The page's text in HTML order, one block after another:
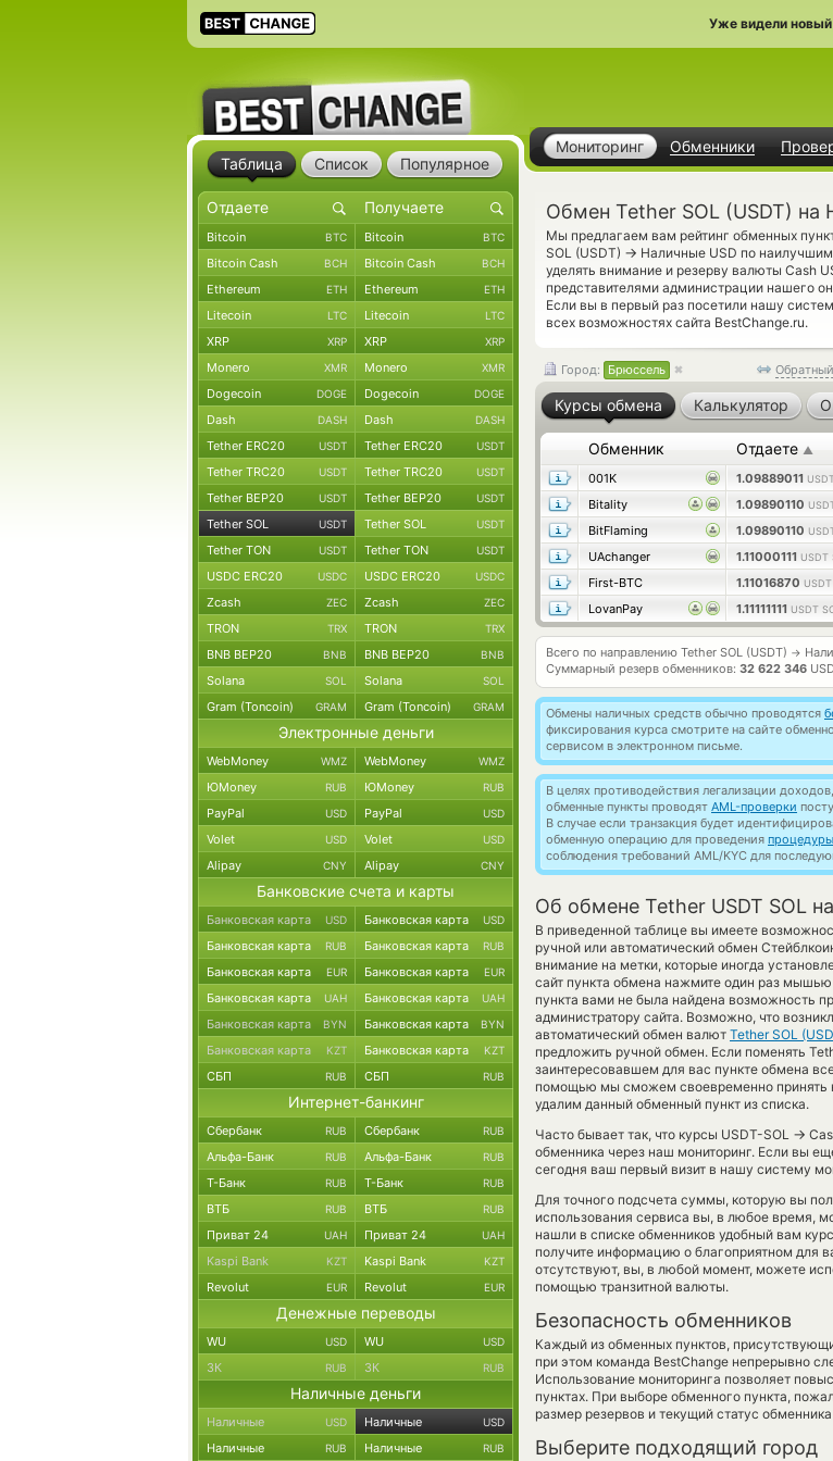
Уже видели
Мониторинг Обменники
Обмен Tether SOL (USDT)
Мы предлагаем вам рейтинг обменных
SOL (USDT) → Наличные USD по наилучшим
уделять внимание и резерву валюты Cash
представителями администрации нашего
Если вы в первый раз посетили нашу
всех возможностях сайта BestChange.ru.
Город: Брюссель
Курсы обмена Калькулятор
Обменник Отдаете ▲
001K 1.09889011
Bitality
1.09890110
BitFlaming
1.09890110
UAchanger
1.11000111 USDT
First-BTC
1.11016870 USDT
LovanPay
1.11111111 USDT
Всего по направлению Tether SOL (USDT) →
Суммарный резерв обменников: 32 622 346
Обмены наличных средств обычно проводятся
фиксирования курса смотрите на сайте
сервисом в электронном письме.
В целях противодействия легализации
обменные пункты проводят AML-проверки
В случае если транзакция будет
обменную операцию для проведения
соблюдения требований AML/KYC для
Об обмене Tether USDT SOL
В приведенной таблице вы имеете
ручной или автоматический обмен
внимание на метки, которые иногда
сайт пункта обмена нажмите один раз
пункта вами не была найдена возможность
администратору сайта. Возможно, что
автоматический обмен валют Tether SOL
предложить ручной обмен. Если поменять
заинтересовавшем для вас пункте обмена
помощью мы сможем своевременно принять
удалим данный обменный пункт из списка.
Часто бывает так, что курсы USDT-SOL →
обменника через наш мониторинг. Если вы
сегодня ваш первый визит в нашу систему
Для точного подсчета суммы, которую вы
использования сервиса вы, в любое время,
нашли в списке обменников удобный вам
получите информацию о благоприятном для
отсутствуют, вы, в любой момент, можете
помощью транзитной валюты.
Безопасность обменников
Каждый из обменных пунктов,
при этом команда BestChange непрерывно
Использование мониторинга позволяет
пунктах. При выборе обменного пункта,
размер резервов и текущий статус
Выберите подходящий город
Таблица Список Популярное
Bitcoin BTC Bitcoin BTC
Bitcoin Cash BCH Bitcoin Cash BCH
Ethereum ETH Ethereum ETH
Litecoin LTC Litecoin LTC
XRP XRP XRP XRP
Monero XMR Monero XMR
Dogecoin DOGE Dogecoin DOGE
Dash DASH Dash DASH
Tether ERC20 USDT Tether ERC20 USDT
Tether TRC20 USDT Tether TRC20 USDT
Tether BEP20 USDT Tether BEP20 USDT
Tether SOL USDT Tether SOL USDT
Tether TON USDT Tether TON USDT
USDC ERC20 USDC USDC ERC20 USDC
Zcash ZEC Zcash ZEC
TRON TRX TRON TRX
BNB BEP20 BNB BNB BEP20 BNB
Solana SOL Solana SOL
Gram (Toncoin) GRAM Gram (Toncoin) GRAM
Электронные деньги
WebMoney WMZ WebMoney WMZ
ЮMoney RUB ЮMoney RUB
PayPal USD PayPal USD
Volet USD Volet USD
Alipay CNY Alipay CNY
Банковские счета и карты
Банковская карта USD Банковская карта USD
Банковская карта RUB Банковская карта RUB
Банковская карта EUR Банковская карта EUR
Банковская карта UAH Банковская карта UAH
Банковская карта BYN Банковская карта BYN
Банковская карта KZT Банковская карта KZT
СБП RUB СБП RUB
Интернет-банкинг
Сбербанк RUB Сбербанк RUB
Альфа-Банк RUB Альфа-Банк RUB
Т-Банк RUB Т-Банк RUB
ВТБ RUB ВТБ RUB
Приват 24 UAH Приват 24 UAH
Kaspi Bank KZT Kaspi Bank KZT
Revolut EUR Revolut EUR
Денежные переводы
WU USD WU USD
ЗК RUB ЗК RUB
Наличные деньги
Наличные USD Наличные USD
Наличные RUB Наличные RUB